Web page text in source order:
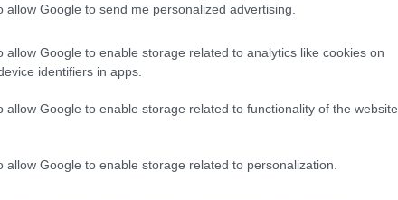
allow Google to send me personalized advertising.
allow Google to enable storage related to analytics like cookies on
identifiers in apps.
allow Google to enable storage related to functionality of the website
allow Google to enable storage related to personalization.
ΑΥΤΟΚΙΝΗΤΟ ΜΕ 0,9% ΕΠΙΤΟΚΙΟ
4 ΕΠΙΣΤΡΕΦΕΙ -ΠΟΣΟ ΚΟΣΤΙΖΕΙ